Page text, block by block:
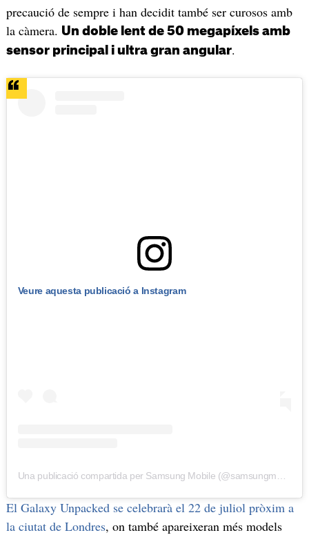
precaució de sempre i han decidit també ser curosos amb
la càmera. Un doble lent de 50 megapíxels amb
sensor principal i ultra gran angular.
Veure aquesta publicació a Instagram
El Galaxy Unpacked se celebrarà el 22 de juliol pròxim a
la ciutat de Londres, on també apareixeran més models